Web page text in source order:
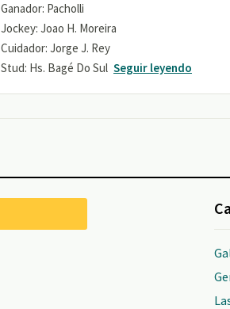
Ganador: Pacholli
Jockey: Joao H. Moreira
Cuidador: Jorge J. Rey
Stud: Hs. Bagé Do Sul Seguir leyendo